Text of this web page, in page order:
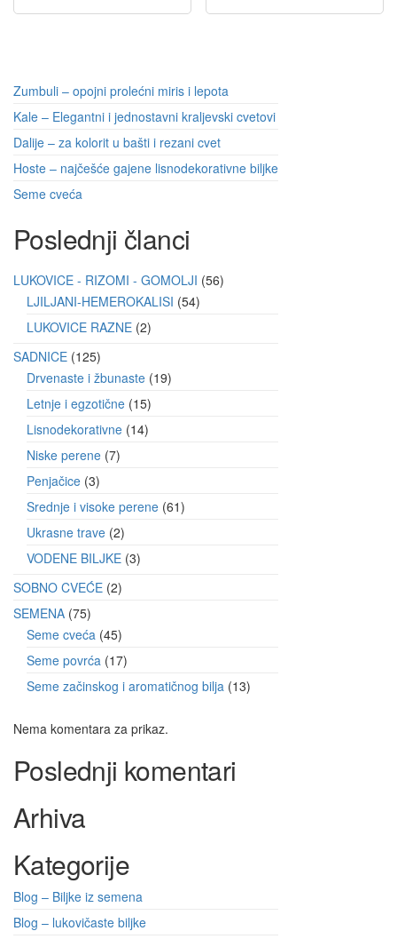
Zumbuli – opojni prolećni miris i lepota
Kale – Elegantni i jednostavni kraljevski cvetovi
Dalije – za kolorit u bašti i rezani cvet
Hoste – najčešće gajene lisnodekorativne biljke
Seme cveća
Poslednji članci
LUKOVICE - RIZOMI - GOMOLJI 56
LJILJANI-HEMEROKALISI 54
LUKOVICE RAZNE 2
SADNICE 125
Drvenaste i žbunaste 19
Letnje i egzotične 15
Lisnodekorativne 14
Niske perene 7
Penjačice 3
Srednje i visoke perene 61
Ukrasne trave 2
VODENE BILJKE 3
SOBNO CVEĆE 2
SEMENA 75
Seme cveća 45
Seme povrća 17
Seme začinskog i aromatičnog bilja 13
Nema komentara za prikaz.
Poslednji komentari
Arhiva
Kategorije
Blog – Biljke iz semena
Blog – lukovičaste biljke